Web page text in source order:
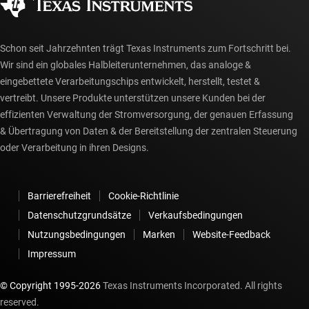
myTI-Konto FAQs
Schon seit Jahrzehnten trägt Texas Instruments zum Fortschritt bei.
Wir sind ein globales Halbleiterunternehmen, das analoge &
eingebettete Verarbeitungschips entwickelt, herstellt, testet &
vertreibt. Unsere Produkte unterstützen unsere Kunden bei der
effizienten Verwaltung der Stromversorgung, der genauen Erfassung
& Übertragung von Daten & der Bereitstellung der zentralen Steuerung
oder Verarbeitung in ihren Designs.
Barrierefreiheit
Cookie-Richtlinie
Datenschutzgrundsätze
Verkaufsbedingungen
Nutzungsbedingungen
Marken
Website-Feedback
Impressum
© Copyright 1995-2026Texas Instruments Incorporated. All rights
reserved.